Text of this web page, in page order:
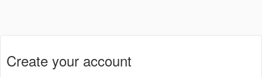
Create your account